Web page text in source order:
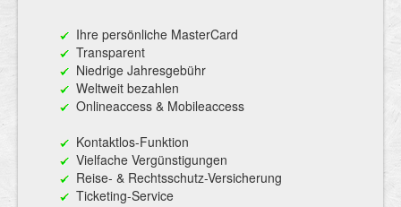
Ihre persönliche MasterCard
Transparent
Niedrige Jahresgebühr
Weltweit bezahlen
Onlineaccess & Mobileaccess
Kontaktlos-Funktion
Vielfache Vergünstigungen
Reise- & Rechtsschutz-Versicherung
Ticketing-Service